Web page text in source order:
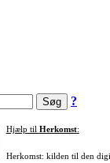
?
Hjælp til Herkomst:
Herkomst: kilden til den